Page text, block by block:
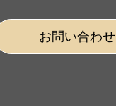
お問い合わせ